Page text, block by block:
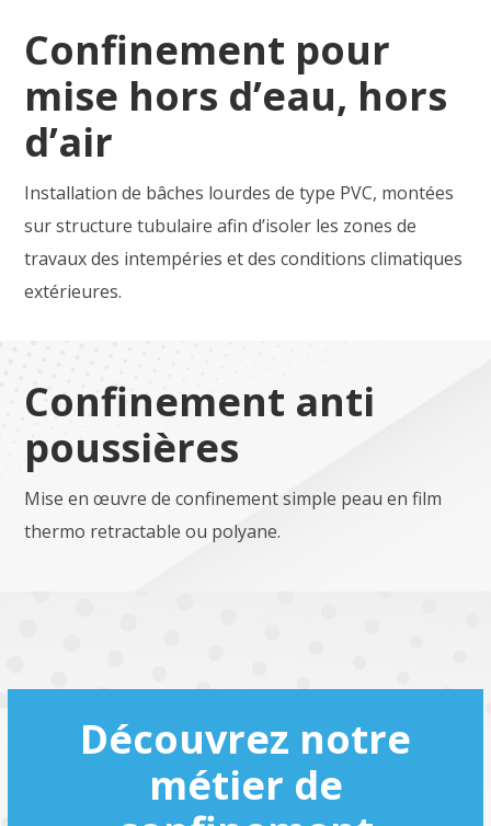
Confinement pour
mise hors d’eau, hors
d’air
Installation de bâches lourdes de type PVC, montées
sur structure tubulaire afin d’isoler les zones de
travaux des intempéries et des conditions climatiques
extérieures.
Confinement anti
poussières
Mise en œuvre de confinement simple peau en film
thermo retractable ou polyane.
Découvrez notre
métier de